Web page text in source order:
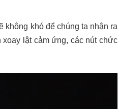
không khó để chúng ta nhận ra
xoay lật cảm ứng, các nút chức